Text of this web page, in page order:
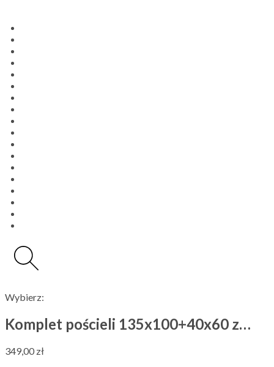
Wybierz:
Komplet pościeli 135x100+40x60 z…
349,00 zł